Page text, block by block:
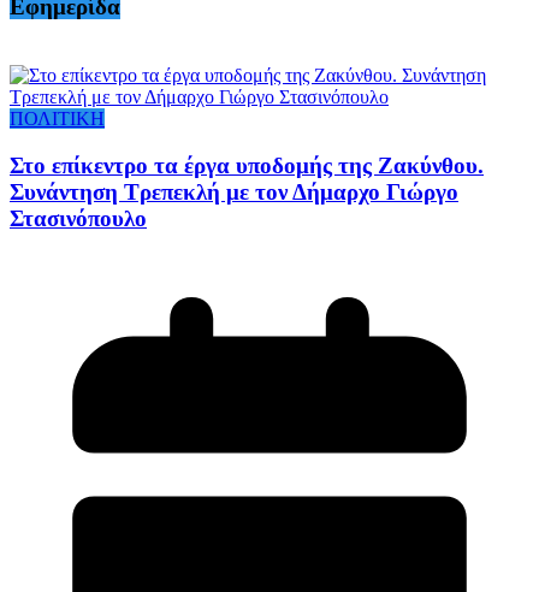
Εφημερίδα
ΠΟΛΙΤΙΚΗ
Στο επίκεντρο τα έργα υποδομής της Ζακύνθου.
Συνάντηση Τρεπεκλή με τον Δήμαρχο Γιώργο
Στασινόπουλο